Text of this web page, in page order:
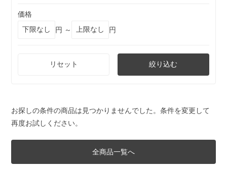
価格
円 ～
円
リセット 絞り込む
お探しの条件の商品は見つかりませんでした。条件を変更して
再度お試しください。
全商品一覧へ